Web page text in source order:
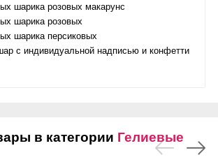
шарика розовых макарунс
шарика розовых
шарика персиковых
с индивидуальной надписью и конфетти
в категории Гелиевые